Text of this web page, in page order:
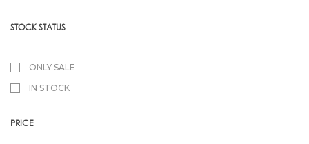
STOCK STATUS
ONLY SALE
IN STOCK
PRICE